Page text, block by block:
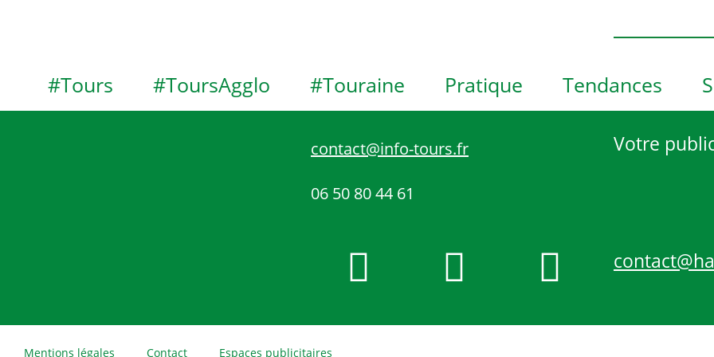
V
i
e
#Tours #ToursAgglo #Touraine Pratique Tendances
contact@info-tours.fr
06 50 80 44 61
Votre
Mentions légales Contact Espaces publicitaires